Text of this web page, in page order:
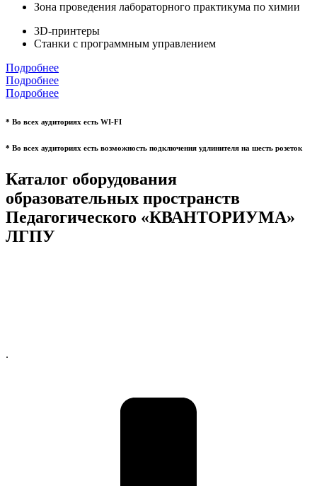
Зона проведения лабораторного практикума по химии
3D-принтеры
Станки с программным управлением
Подробнее
Подробнее
Подробнее
* Во всех аудиториях есть WI-FI
* Во всех аудиториях есть возможность подключения удлинителя на шесть розеток
Каталог оборудования
образовательных пространств
Педагогического «КВАНТОРИУМА»
ЛГПУ
.